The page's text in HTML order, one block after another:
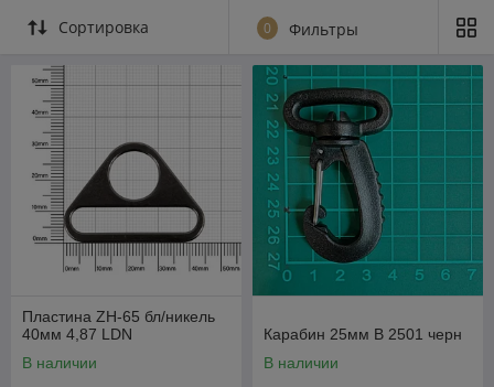
Сортировка 0 Фильтры
Пластина ZH-65 бл/никель
40мм 4,87 LDN
В наличии
Карабин 25мм B 2501 черн
В наличии